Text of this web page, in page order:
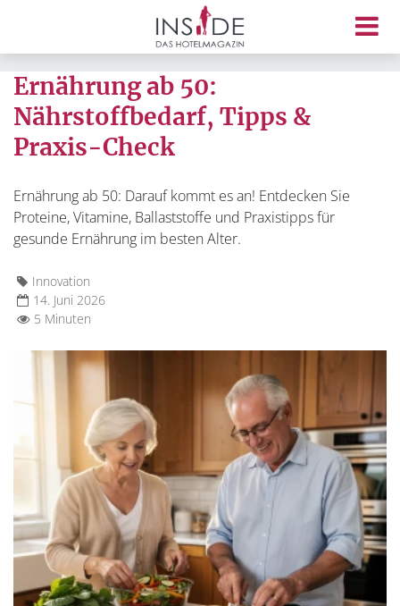
Ernährung ab 50:
Nährstoffbedarf, Tipps &
Praxis-Check
Ernährung ab 50: Darauf kommt es an! Entdecken Sie
Proteine, Vitamine, Ballaststoffe und Praxistipps für
gesunde Ernährung im besten Alter.
Innovation
14. Juni 2026
5 Minuten